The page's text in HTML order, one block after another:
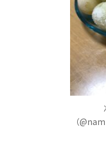
（